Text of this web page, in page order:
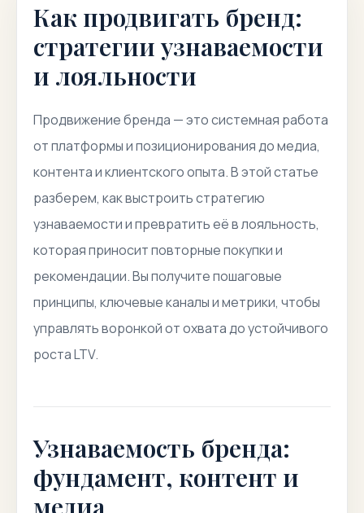
Как продвигать бренд:
стратегии узнаваемости
и лояльности
Продвижение бренда — это системная работа
от платформы и позиционирования до медиа,
контента и клиентского опыта. В этой статье
разберем, как выстроить стратегию
узнаваемости и превратить её в лояльность,
которая приносит повторные покупки и
рекомендации. Вы получите пошаговые
принципы, ключевые каналы и метрики, чтобы
управлять воронкой от охвата до устойчивого
роста LTV.
Узнаваемость бренда:
фундамент, контент и
медиа